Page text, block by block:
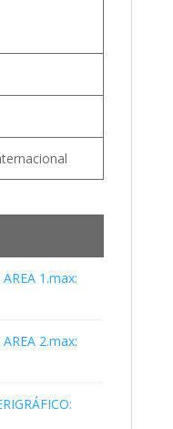
1.max:
2.max: